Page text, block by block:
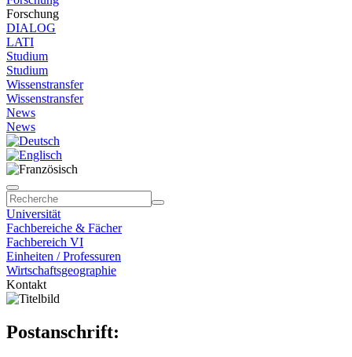
Forschung
DIALOG
LATI
Studium
Studium
Wissenstransfer
Wissenstransfer
News
News
Universität
Fachbereiche & Fächer
Fachbereich VI
Einheiten / Professuren
Wirtschaftsgeographie
Kontakt
Postanschrift: